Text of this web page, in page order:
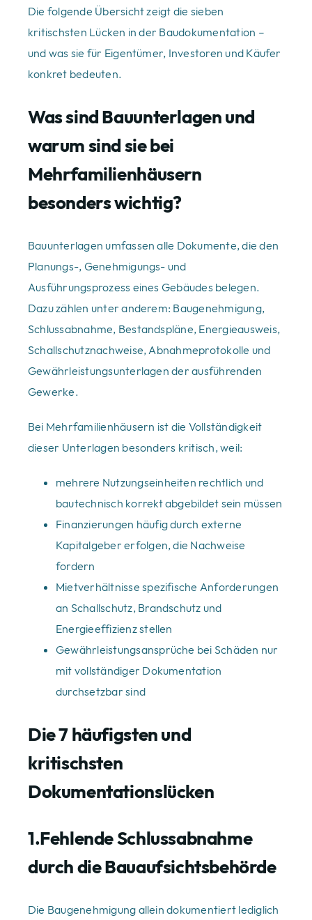
Die folgende Übersicht zeigt die sieben
kritischsten Lücken in der Baudokumentation –
und was sie für Eigentümer, Investoren und Käufer
konkret bedeuten.
Was sind Bauunterlagen und
warum sind sie bei
Mehrfamilienhäusern
besonders wichtig?
Bauunterlagen umfassen alle Dokumente, die den
Planungs-, Genehmigungs- und
Ausführungsprozess eines Gebäudes belegen.
Dazu zählen unter anderem: Baugenehmigung,
Schlussabnahme, Bestandspläne, Energieausweis,
Schallschutznachweise, Abnahmeprotokolle und
Gewährleistungsunterlagen der ausführenden
Gewerke.
Bei Mehrfamilienhäusern ist die Vollständigkeit
dieser Unterlagen besonders kritisch, weil:
mehrere Nutzungseinheiten rechtlich und
bautechnisch korrekt abgebildet sein müssen
Finanzierungen häufig durch externe
Kapitalgeber erfolgen, die Nachweise
fordern
Mietverhältnisse spezifische Anforderungen
an Schallschutz, Brandschutz und
Energieeffizienz stellen
Gewährleistungsansprüche bei Schäden nur
mit vollständiger Dokumentation
durchsetzbar sind
Die 7 häufigsten und
kritischsten
Dokumentationslücken
1.Fehlende Schlussabnahme
durch die Bauaufsichtsbehörde
Die Baugenehmigung allein dokumentiert lediglich